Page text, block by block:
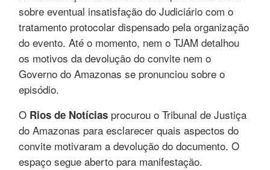
sobre eventual insatisfação do Judiciário com o
tratamento protocolar dispensado pela organização
do evento. Até o momento, nem o TJAM detalhou
os motivos da devolução do convite nem o
Governo do Amazonas se pronunciou sobre o
episódio.
O Rios de Notícias procurou o Tribunal de Justiça
do Amazonas para esclarecer quais aspectos do
convite motivaram a devolução do documento. O
espaço segue aberto para manifestação.